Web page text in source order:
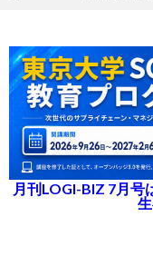
月刊LOGI-BIZ 7月号